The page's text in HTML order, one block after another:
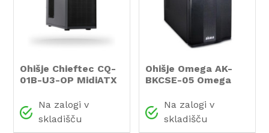
Ohišje Chieftec CQ-
01B-U3-OP MidiATX
Na zalogi v
skladišču
Ohišje Omega AK-
BKCSE-05 Omega
Na zalogi v
skladišču